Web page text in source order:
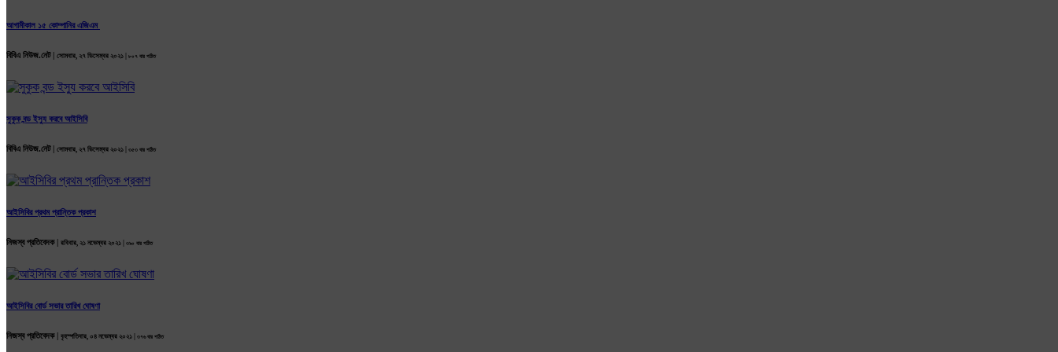
আগামীকাল ১৫ কোম্পানির এজিএম
বিবিএ নিউজ.নেট | সোমবার, ২৭ ডিসেম্বর ২০২১ | ৮০৭ বার পঠিত
সুকুক বন্ড ইস্যু করবে আইসিবি
বিবিএ নিউজ.নেট | সোমবার, ২৭ ডিসেম্বর ২০২১ | ৩৫৩ বার পঠিত
আইসিবির প্রথম প্রান্তিক প্রকাশ
নিজস্ব প্রতিবেদক | রবিবার, ২১ নভেম্বর ২০২১ | ৩৯০ বার পঠিত
আইসিবির বোর্ড সভার তারিখ ঘোষণা
নিজস্ব প্রতিবেদক | বৃহস্পতিবার, ০৪ নভেম্বর ২০২১ | ৩৭৬ বার পঠিত